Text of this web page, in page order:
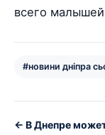
всего
#новини дніпра
← В Днепре